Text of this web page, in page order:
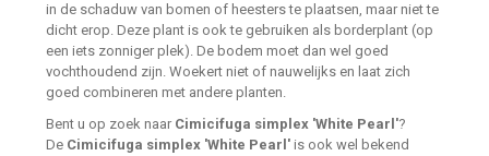
in de schaduw van bomen of heesters te plaatsen, maar niet te
dicht erop. Deze plant is ook te gebruiken als borderplant (op
een iets zonniger plek). De bodem moet dan wel goed
vochthoudend zijn. Woekert niet of nauwelijks en laat zich
goed combineren met andere planten.
Bent u op zoek naar Cimicifuga simplex 'White Pearl'?
De Cimicifuga simplex 'White Pearl' is ook wel bekend